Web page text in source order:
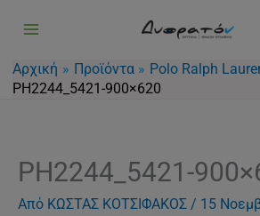
περιεχόμενο
Αρχική Προϊόντα
Polo Ralph
PH2244_5421-900×620
PH2244_5421-
Από ΚΩΣΤΑΣ ΚΟΤΣΙΦΑΚΟΣ / 15